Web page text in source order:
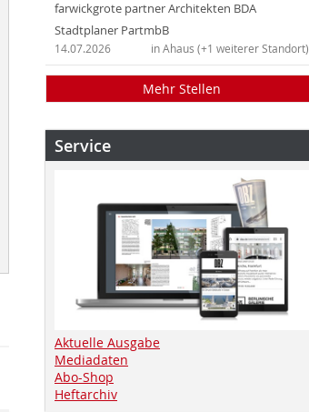
farwickgrote partner Architekten BDA
Stadtplaner PartmbB
in Ahaus (+1 weiterer Standort)
14.07.2026
Mehr Stellen
Service
Aktuelle Ausgabe
Mediadaten
Abo-Shop
Heftarchiv